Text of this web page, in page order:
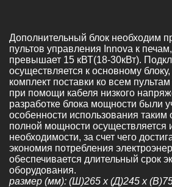
Дополнительный блок необходим
пультов управления Innova к
превышает 15 кВТ(18-30кВт).
осуществляется к основному
комплект поставки ко всем
при помощи кабеля низкого
разработке блока мощности были
особенности использования таким
полной мощности осуществляется
необходимости, за счет чего
экономия потребления
обеспечивается длительный срок
оборудования.
размер (мм): (Ш)265 x (Д)245 x